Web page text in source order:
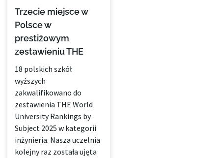
Trzecie miejsce w
Polsce w
prestiżowym
zestawieniu THE
18 polskich szkół
wyższych
zakwalifikowano do
zestawienia THE World
University Rankings by
Subject 2025 w kategorii
inżynieria. Nasza uczelnia
kolejny raz została ujęta